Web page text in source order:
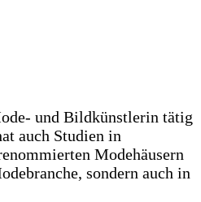
und Bildkünstlerin tätig
auch Studien in
Modehäusern
sondern auch in